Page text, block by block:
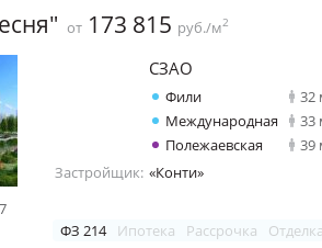
от 173 815 руб./м2
СЗАО
Фили
32
Международная
33
Полежаевская
39
Застройщик: «Конти»
ФЗ 214 Ипотека Рассрочка